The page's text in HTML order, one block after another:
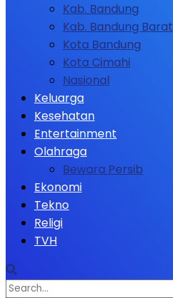
Kab. Bandung
Kab. Bandung Barat
Kota Bandung
Kota Cimahi
Nasional
Keluarga
Kesehatan
Entertainment
Olahraga
Bewara Persib
Ekonomi
Tekno
Religi
TVH